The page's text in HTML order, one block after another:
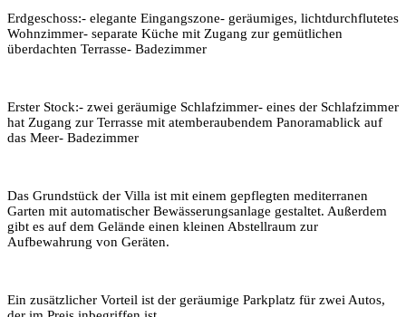
Erdgeschoss:- elegante Eingangszone- ⁠geräumiges, lichtdurchflutetes
Wohnzimmer- separate Küche mit Zugang zur gemütlichen
überdachten Terrasse- Badezimmer
Erster Stock:- zwei geräumige Schlafzimmer- eines der Schlafzimmer
hat Zugang zur Terrasse mit atemberaubendem Panoramablick auf
das Meer- Badezimmer
Das Grundstück der Villa ist mit einem gepflegten mediterranen
Garten mit automatischer Bewässerungsanlage gestaltet. Außerdem
gibt es auf dem Gelände einen kleinen Abstellraum zur
Aufbewahrung von Geräten.
Ein zusätzlicher Vorteil ist der geräumige Parkplatz für zwei Autos,